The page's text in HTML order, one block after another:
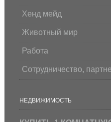
Хенд мейд
Животный мир
Работа
Сотрудничество,
НЕДВИЖИМОСТЬ